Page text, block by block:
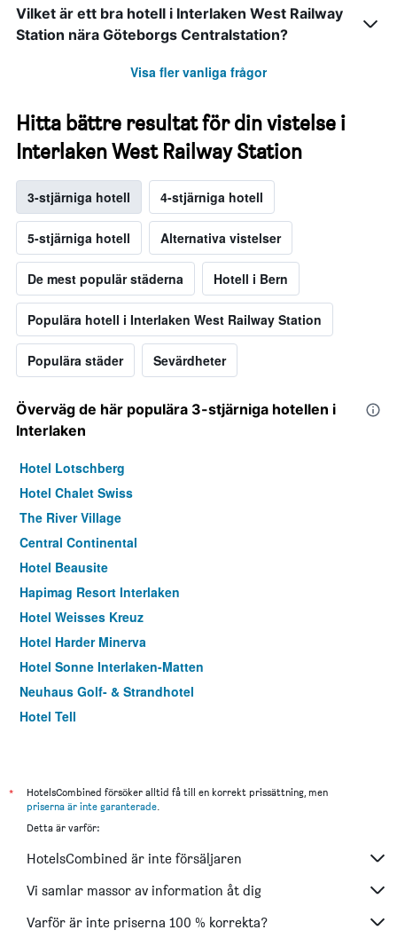
Vilket är ett bra hotell i Interlaken West Railway
Station nära Göteborgs Centralstation?
Visa fler vanliga frågor
Hitta bättre resultat för din vistelse i
Interlaken West Railway Station
3-stjärniga hotell 4-stjärniga hotell
5-stjärniga hotell Alternativa vistelser
De mest populär städerna Hotell i Bern
Populära hotell i Interlaken West Railway Station
Populära städer Sevärdheter
Överväg de här populära 3-stjärniga hotellen i
Interlaken
Hotel Lotschberg
Hotel Chalet Swiss
The River Village
Central Continental
Hotel Beausite
Hapimag Resort Interlaken
Hotel Weisses Kreuz
Hotel Harder Minerva
Hotel Sonne Interlaken-Matten
Neuhaus Golf- & Strandhotel
Hotel Tell
Funny Farm Backpackers
Hotel Brienzersee
Swiss Inn & Apartments
Hotel Derby Interlaken - Action & Relax Hub
Restaurant Hirschen
*
HotelsCombined försöker alltid få till en korrekt prissättning, men
priserna är inte garanterade.
Detta är varför:
HotelsCombined är inte försäljaren
Vi samlar massor av information åt dig
Varför är inte priserna 100 % korrekta?